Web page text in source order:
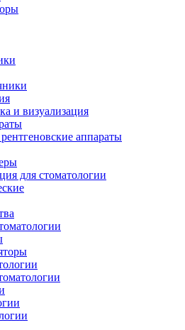
и визуализация
аппараты
для стоматологии